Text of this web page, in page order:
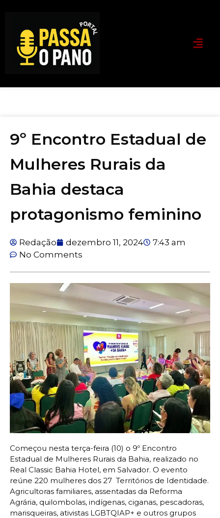
9º Encontro Estadual de
Mulheres Rurais da
Bahia destaca
protagonismo feminino
Redação dezembro 11, 2024
7:43 am
No Comments
Começou nesta terça-feira (10) o 9º Encontro
Estadual de Mulheres Rurais da Bahia, realizado no
Real Classic Bahia Hotel, em Salvador. O evento
reúne 220 mulheres dos 27 Territórios de Identidade.
Agricultoras familiares, assentadas da Reforma
Agrária, quilombolas, indígenas, ciganas, pescadoras,
marisqueiras, ativistas LGBTQIAP+ e outros grupos